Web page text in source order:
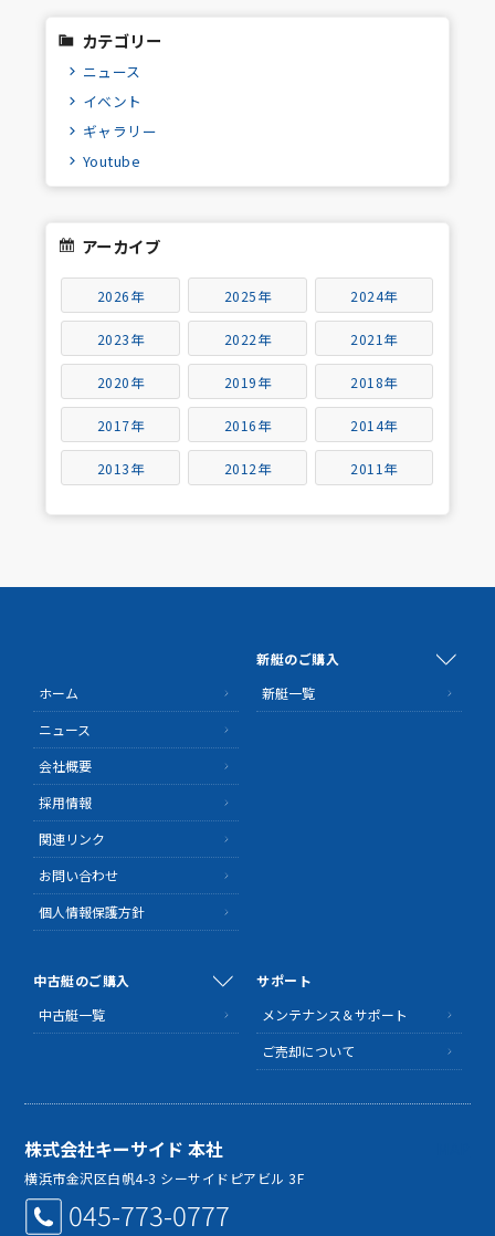
カテゴリー
ニュース
イベント
ギャラリー
Youtube
アーカイブ
2026年 2025年 2024年
2023年 2022年 2021年
2020年 2019年 2018年
2017年 2016年 2014年
2013年 2012年 2011年
ホーム
ニュース
会社概要
採用情報
関連リンク
お問い合わせ
個人情報保護方針
新艇のご購入
新艇一覧
中古艇のご購入
中古艇一覧
サポート
メンテナンス＆サポート
ご売却について
株式会社キーサイド 本社
横浜市金沢区白帆4-3 シーサイドピアビル 3F
045-773-0777